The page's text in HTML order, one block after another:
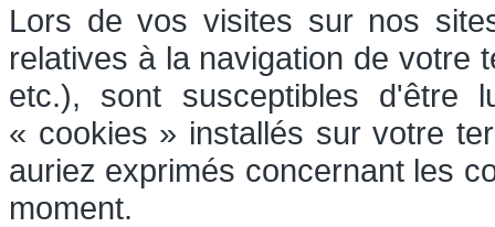
Lors de vos visites sur nos
relatives à la navigation de votre
etc.), sont susceptibles d'être
« cookies » installés sur votre
auriez exprimés concernant les
moment.